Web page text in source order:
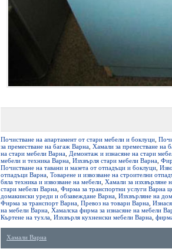
Почистване на апартамент от стари мебели и боклуци
за преместване на багаж Варна Хамали за преместване на
на стари мебели Варна Демонтаж и изнасяне на стари
мебели и техника Варна Изхвърля стари мебели Варна
Почистване на тавани и мазета от отпадъци и боклуци
отпадъци Варна Товарене и извозване на строителни
бяла техника и извозване на мебели Хамали за изхвърляне
стари мебели Варна Фирма за транспортни услуги Варна
домакински уреди и обзавеждане Варна Изхвърляне на
Фирма за транспорт Варна Превоз на товари Варна
на мебели Варна Хамалска фирма за изнасяне на мебели
Къртене на тухла Изхвърля кухненски мебели Варна
Хамали Варна